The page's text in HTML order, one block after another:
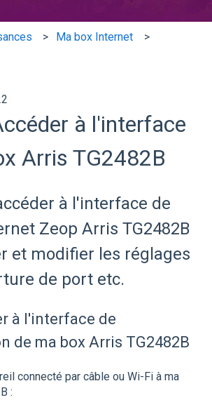
Ma box Internet
à l'interface
Arris TG2482B
à l'interface de
Zeop Arris TG2482B
et modifier les réglages
de port etc.
à l'interface de
de ma box Arris TG2482B
connecté par câble ou Wi-Fi à ma
: